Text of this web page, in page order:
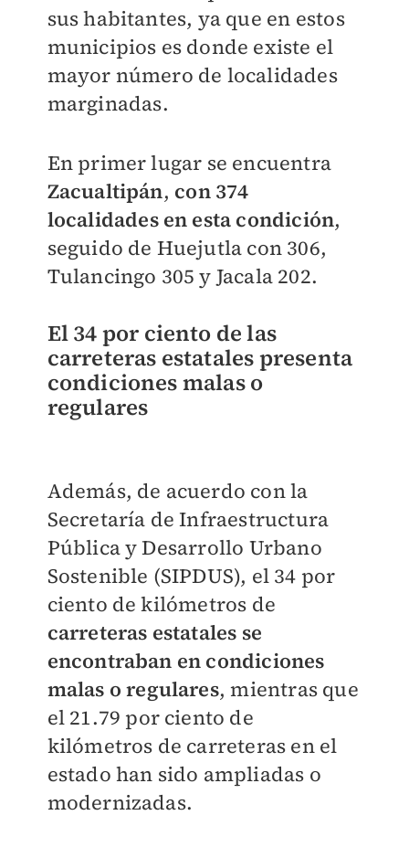
sus habitantes, ya que en estos
municipios es donde existe el
mayor número de localidades
marginadas.
En primer lugar se encuentra
Zacualtipán, con 374
localidades en esta condición,
seguido de Huejutla con 306,
Tulancingo 305 y Jacala 202.
El 34 por ciento de las
carreteras estatales presenta
condiciones malas o
regulares
Además, de acuerdo con la
Secretaría de Infraestructura
Pública y Desarrollo Urbano
Sostenible (SIPDUS), el 34 por
ciento de kilómetros de
carreteras estatales se
encontraban en condiciones
malas o regulares, mientras que
el 21.79 por ciento de
kilómetros de carreteras en el
estado han sido ampliadas o
modernizadas.